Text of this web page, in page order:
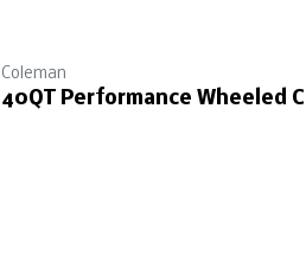
Coleman
40QT Performance Wheeled